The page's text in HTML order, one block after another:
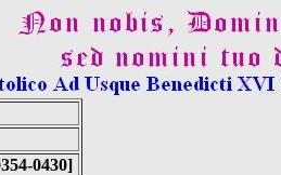
0430]